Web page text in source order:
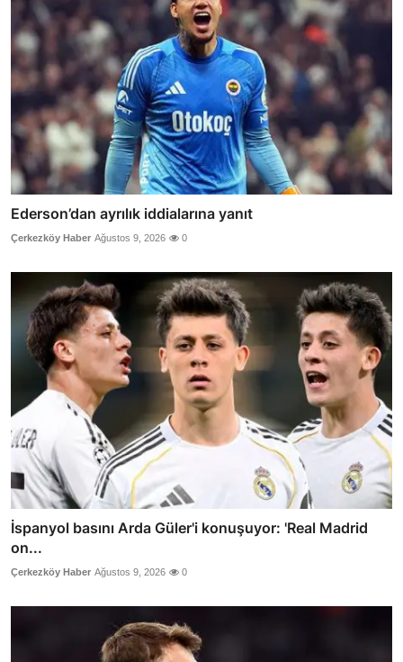
Ederson’dan ayrılık iddialarına yanıt
Çerkezköy Haber Ağustos 9, 2026 0
İspanyol basını Arda Güler'i konuşuyor: 'Real Madrid
on...
Çerkezköy Haber Ağustos 9, 2026 0